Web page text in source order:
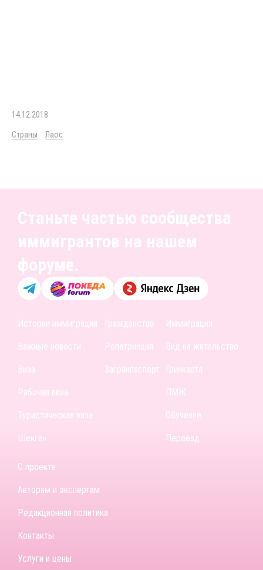
14.12.2018
Страны Лаос
Станьте частью сообщества
иммигрантов на нашем
форуме.
Истории иммиграции
Важные новости
Виза
Рабочая виза
Туристическая виза
Шенген
Гражданство
Репатриация
Загранпаспорт
Иммиграция
Вид на жительство
Гринкарта
ПМЖ
Обучение
Переезд
О проекте
Авторам и экспертам
Редакционная политика
Контакты
Услуги и цены